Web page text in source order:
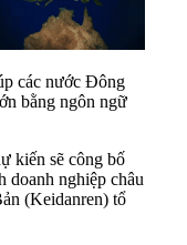
các nước Đông
bằng ngôn ngữ
kiến sẽ công bố
doanh nghiệp châu
(Keidanren) tổ